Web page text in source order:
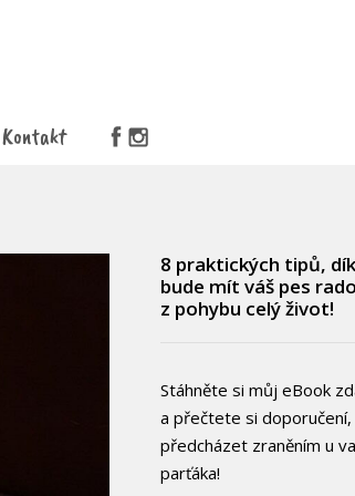
Kontakt
8 praktických tipů,
bude mít váš pes
z pohybu celý život!
Stáhněte si můj eBook
a přečtete si doporučení,
předcházet zraněním u
parťáka!